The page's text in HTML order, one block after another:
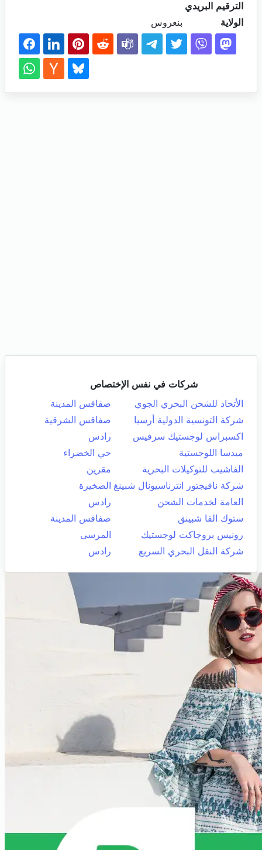
الترقيم البريدي
الولاية
بنعروس
شركات في نفس الإختصاص
الأتحاد للشحن البحري الجوي
صفاقس المدينة
شركة التونسية الدولية أرسيا
صفاقس الشرقية
اكسبراس لوجستيك سرفيس
رادس
ميدسا اللوجستية
حي الخضراء
الفاشيب للتوكيلات البحرية
مقرين
شركة نافيجتور انترناسيونال شبينغ الصخيرة
العامة لخدمات الشحن
رادس
ستوك الفا شبينق
صفاقس المدينة
رونيس بروجاكت لوجستيك
المرسى
شركة النقل البحري السريع
رادس